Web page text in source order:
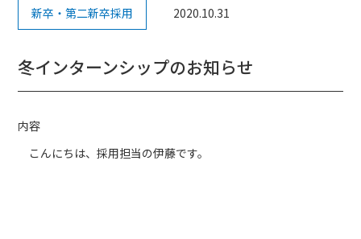
新卒・第二新卒採用 2020.10.31
冬インターンシップのお知らせ
内容
こんにちは、採用担当の伊藤です。